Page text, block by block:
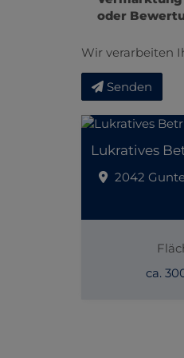
oder
Wir verarbeiten
Senden
2042
ca.